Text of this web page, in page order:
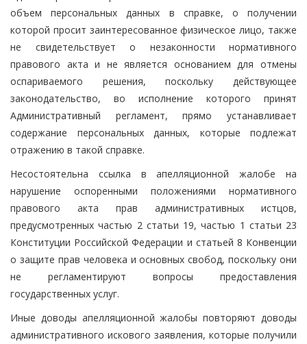
объем персональных данных в справке, о получении
которой просит заинтересованное физическое лицо, также
не свидетельствует о незаконности нормативного
правового акта и не является основанием для отмены
оспариваемого решения, поскольку действующее
законодательство, во исполнение которого принят
Административный регламент, прямо устанавливает
содержание персональных данных, которые подлежат
отражению в такой справке.
Несостоятельна ссылка в апелляционной жалобе на
нарушение оспоренными положениями нормативного
правового акта прав административных истцов,
предусмотренных частью 2 статьи 19, частью 1 статьи 23
Конституции Российской Федерации и статьей 8 Конвенции
о защите прав человека и основных свобод, поскольку они
не регламентируют вопросы предоставления
государственных услуг.
Иные доводы апелляционной жалобы повторяют доводы
административного искового заявления, которые получили